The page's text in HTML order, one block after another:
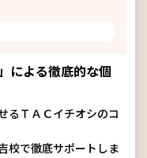
による徹底的な個
るＴＡＣイチオシのコ
校で徹底サポートしま